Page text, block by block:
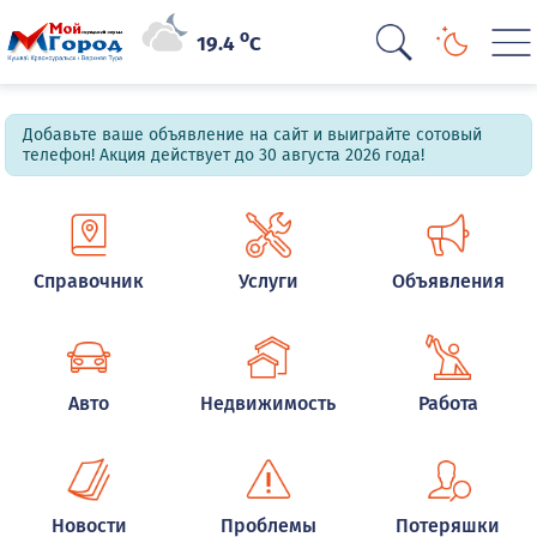
19.4oC
Добавьте ваше объявление на сайт и выиграйте сотовый
телефон! Акция действует до 30 августа 2026 года!
Справочник Услуги Объявления
Авто Недвижимость Работа
Новости Проблемы Потеряшки